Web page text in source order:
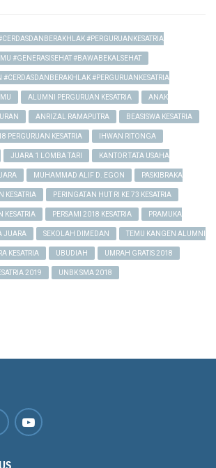
#PERGURUANKESATRIA
#GENERASISEHAT #BAWABEKALSEHAT
#CERDASDANBERAKHLAK #PERGURUANKESATRIA
ALUMNI PERGURUAN KESATRIA ANAK
ANRIZAL RAMAPUTRA BEASISWA KESATRIA
PERGURUAN KESATRIA IHWAN RITONGA
JUARA 1 LOMBA TARI KANTOR TATA USAHA
MUHAMMAD ALIF D. EGON PASKIBRAKA
KESATRIA PERINGATAN HUT RI KE 73 KESATRIA
KESATRIA PERSAMI 2018 KESATRIA PRAMUKA
JUARA SEKOLAH DIMEDAN TEMU KANGEN ALUMNI
KESATRIA UBUDIAH UMRAH GRATIS 2018
2019 UNBK SMA 2018